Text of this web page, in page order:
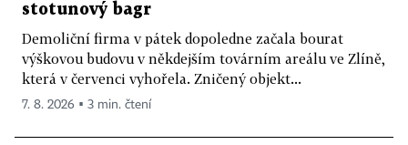
stotunový bagr
Demoliční firma v pátek dopoledne začala bourat
výškovou budovu v někdejším továrním areálu ve Zlíně,
která v červenci vyhořela. Zničený objekt...
7. 8. 2026 ▪ 3 min. čtení